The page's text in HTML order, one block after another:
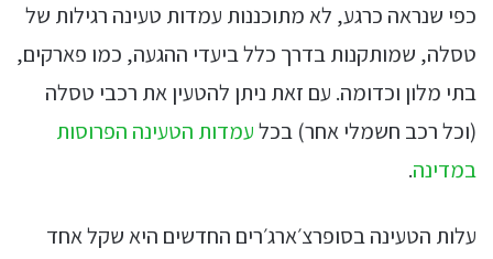
כפי שנראה כרגע, לא מתוכננות עמדות טעינה רגילות של
טסלה, שמותקנות בדרך כלל ביעדי ההגעה, כמו פארקים,
בתי מלון וכדומה. עם זאת ניתן להטעין את רכבי טסלה
(וכל רכב חשמלי אחר) בכלעמדות הטעינה הפרוסות
במדינה.
עלות הטעינה בסופרצ׳ארג׳רים החדשים היא שקל אחד